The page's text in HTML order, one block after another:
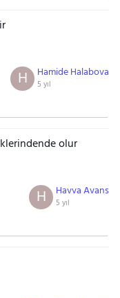
Hamide Halabova
5 yıl
H
olur
Havva Avans
5 yıl
H